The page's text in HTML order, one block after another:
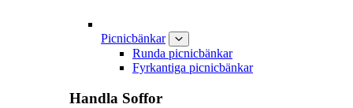
Picnicbänkar
Runda picnicbänkar
Fyrkantiga picnicbänkar
Handla Soffor